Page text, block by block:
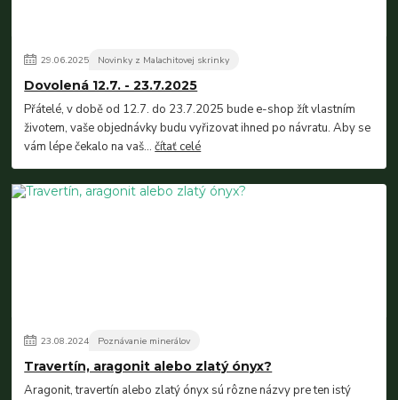
29.06.2025 Novinky z Malachitovej skrinky
Dovolená 12.7. - 23.7.2025
Přátelé, v době od 12.7. do 23.7.2025 bude e-shop žít vlastním
životem, vaše objednávky budu vyřizovat ihned po návratu. Aby se
vám lépe čekalo na vaš...čítať celé
23.08.2024 Poznávanie minerálov
Travertín, aragonit alebo zlatý ónyx?
Aragonit, travertín alebo zlatý ónyx sú rôzne názvy pre ten istý